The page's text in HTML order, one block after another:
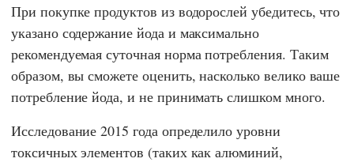
При покупке продуктов из водорослей убедитесь, что
указано содержание йода и максимально
рекомендуемая суточная норма потребления. Таким
образом, вы сможете оценить, насколько велико ваше
потребление йода, и не принимать слишком много.
Исследование 2015 года определило уровни
токсичных элементов (таких как алюминий,